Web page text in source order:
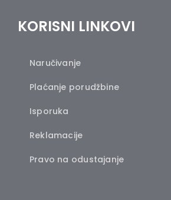
KORISNI LINKOVI
Naručivanje
Plaćanje porudžbine
Isporuka
Reklamacije
Pravo na odustajanje